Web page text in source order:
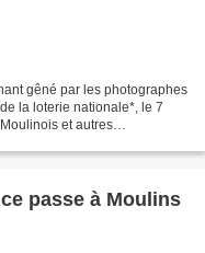
gêné par les photographes
la loterie nationale*, le 7
et autres
passe à Moulins